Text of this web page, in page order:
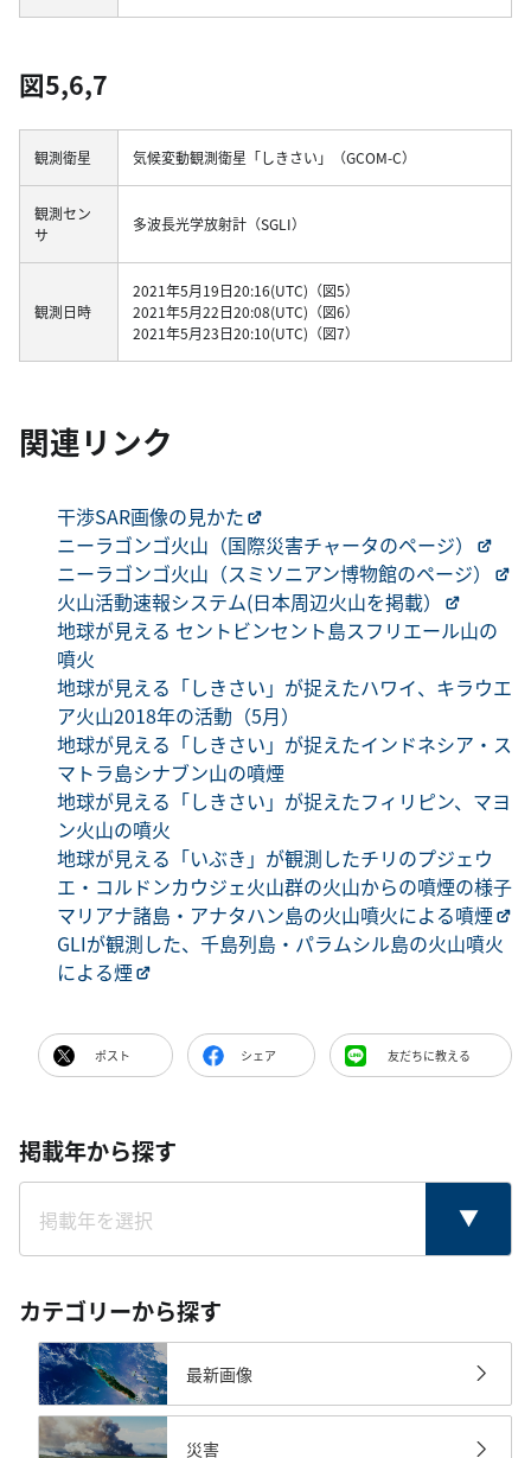
図5,6,7
観測衛星 気候変動観測衛星「しきさい」（GCOM-C）
観測セン
サ
多波長光学放射計（SGLI）
観測日時
2021年5月19日20:16(UTC)（図5）
2021年5月22日20:08(UTC)（図6）
2021年5月23日20:10(UTC)（図7）
関連リンク
干渉SAR画像の見かた
ニーラゴンゴ火山（国際災害チャータのページ）
ニーラゴンゴ火山（スミソニアン博物館のページ）
火山活動速報システム(日本周辺火山を掲載）
地球が見える セントビンセント島スフリエール山の
噴火
地球が見える「しきさい」が捉えたハワイ、キラウエ
ア火山2018年の活動（5月）
地球が見える「しきさい」が捉えたインドネシア・ス
マトラ島シナブン山の噴煙
地球が見える「しきさい」が捉えたフィリピン、マヨ
ン火山の噴火
地球が見える「いぶき」が観測したチリのプジェウ
エ・コルドンカウジェ火山群の火山からの噴煙の様子
マリアナ諸島・アナタハン島の火山噴火による噴煙
GLIが観測した、千島列島・パラムシル島の火山噴火
による煙
ポスト シェア 友だちに教える
掲載年から探す
カテゴリーから探す
最新画像
災害